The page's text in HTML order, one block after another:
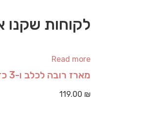
לקוחות שקנו
Read more
מארז רובה לכלב ו-3 כדורים
119.00 ₪